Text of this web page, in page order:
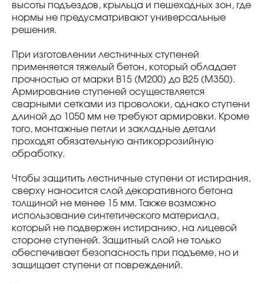
высоты подъездов, крыльца и пешеходных зон, где
нормы не предусматривают универсальные
решения.
При изготовлении лестничных ступеней
применяется тяжелый бетон, который обладает
прочностью от марки В15 (М200) до В25 (М350).
Армирование ступеней осуществляется
сварными сетками из проволоки, однако ступени
длиной до 1050 мм не требуют армировки. Кроме
того, монтажные петли и закладные детали
проходят обязательную антикоррозийную
обработку.
Чтобы защитить лестничные ступени от истирания,
сверху наносится слой декоративного бетона
толщиной не менее 15 мм. Также возможно
использование синтетического материала,
который не подвержен истиранию, на лицевой
стороне ступеней. Защитный слой не только
обеспечивает безопасность при подъеме, но и
защищает ступени от повреждений.